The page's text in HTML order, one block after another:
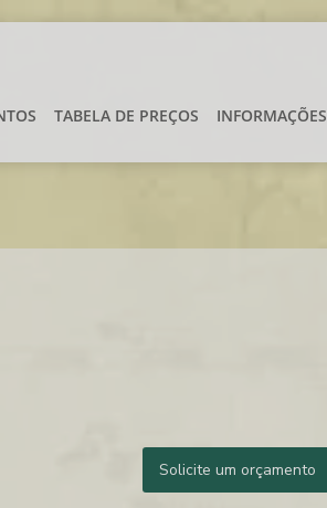
TABELA DE PREÇOS INFORMAÇÕES
Solicite um orçamento